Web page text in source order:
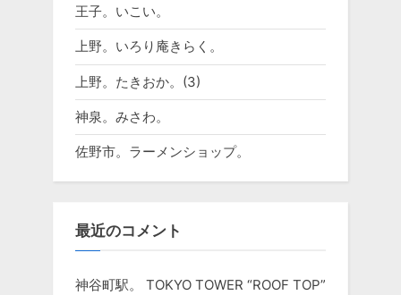
王子。いこい。
上野。いろり庵きらく。
上野。たきおか。(3)
神泉。みさわ。
佐野市。ラーメンショップ。
最近のコメント
神谷町駅。 TOKYO TOWER “ROOF TOP”